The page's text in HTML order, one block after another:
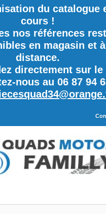
du catalogue
cours !
nos références
en magasin et à
distance.
directement sur le
nous au 06 87 94